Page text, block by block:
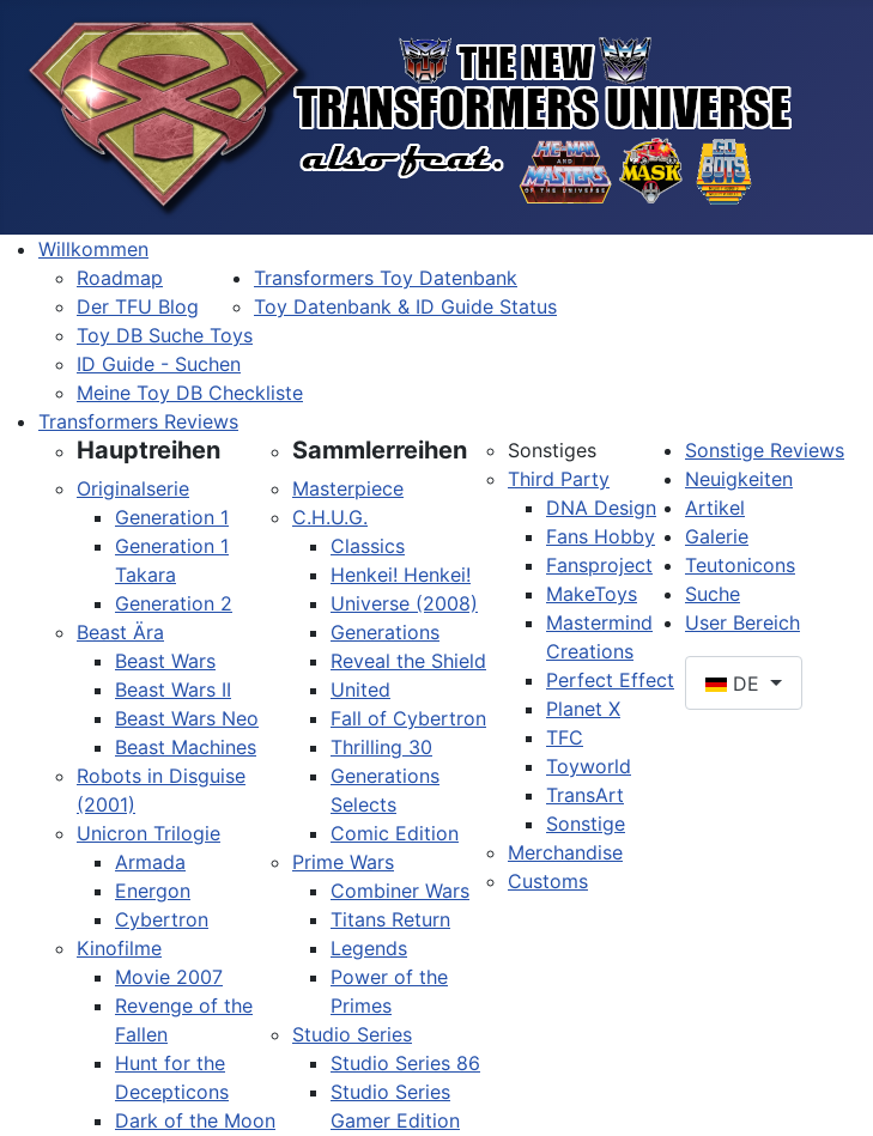
Willkommen
Roadmap
Der TFU Blog
Transformers Toy Datenbank
Toy Datenbank & ID Guide Status
Toy DB Suche Toys
ID Guide - Suchen
Meine Toy DB Checkliste
Transformers Reviews
Hauptreihen
Originalserie
Generation 1
Generation 1
Takara
Generation 2
Beast Ära
Beast Wars
Beast Wars II
Beast Wars Neo
Beast Machines
Robots in Disguise
(2001)
Unicron Trilogie
Armada
Energon
Cybertron
Kinofilme
Movie 2007
Revenge of the
Fallen
Hunt for the
Decepticons
Dark of the Moon
Sammlerreihen
Masterpiece
C.H.U.G.
Classics
Henkei! Henkei!
Universe (2008)
Generations
Reveal the Shield
United
Fall of Cybertron
Thrilling 30
Generations
Selects
Comic Edition
Prime Wars
Combiner Wars
Titans Return
Legends
Power of the
Primes
Studio Series
Studio Series 86
Studio Series
Gamer Edition
Sonstiges
Third Party
DNA Design
Fans Hobby
Fansproject
MakeToys
Mastermind
Creations
Perfect Effect
Planet X
TFC
Toyworld
TransArt
Sonstige
Merchandise
Customs
Sonstige Reviews
Neuigkeiten
Artikel
Galerie
Teutonicons
Suche
User Bereich
Sprache auswählen
DE